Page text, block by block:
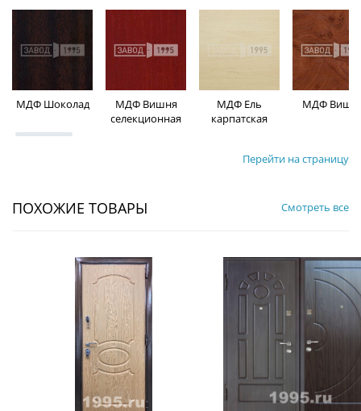
МДФ Шоколад
МДФ Вишня
селекционная
МДФ Ель
карпатская
МДФ
Перейти на страницу
ПОХОЖИЕ ТОВАРЫ Смотреть все